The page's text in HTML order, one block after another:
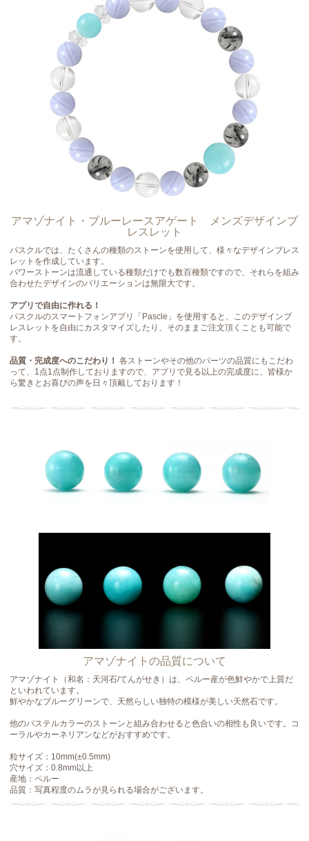
アマゾナイト・ブルーレースアゲート メンズデザインブ
レスレット
パスクルでは、たくさんの種類のストーンを使用して、様々なデザインブレス
レットを作成しています。
パワーストーンは流通している種類だけでも数百種類ですので、それらを組み
合わせたデザインのバリエーションは無限大です。
アプリで自由に作れる！
パスクルのスマートフォンアプリ「Pascle」を使用すると、このデザインブ
レスレットを自由にカスタマイズしたり、そのままご注文頂くことも可能で
す。
品質・完成度へのこだわり！ 各ストーンやその他のパーツの品質にもこだわ
って、1点1点制作しておりますので、アプリで見る以上の完成度に、皆様か
ら驚きとお喜びの声を日々頂戴しております！
アマゾナイトの品質について
アマゾナイト（和名：天河石/てんがせき）は、ペルー産が色鮮やかで上質だ
といわれています。
鮮やかなブルーグリーンで、天然らしい独特の模様が美しい天然石です。
他のパステルカラーのストーンと組み合わせると色合いの相性も良いです。コ
ーラルやカーネリアンなどがおすすめです。
粒サイズ：10mm(±0.5mm)
穴サイズ：0.8mm以上
産地：ペルー
品質：写真程度のムラが見られる場合がございます。